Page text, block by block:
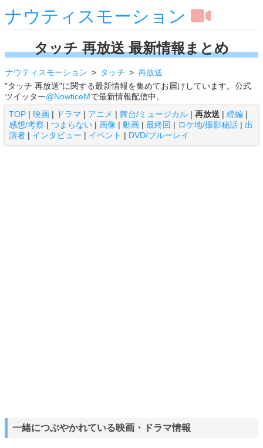
ナウティスモーション
タッチ 再放送 最新情報まとめ
ナウティスモーション タッチ
再放送
"タッチ 再放送"に関する最新情報を集めてお届けしています。公式
ツイッター@NowticeMで最新情報配信中。
TOP | 映画 | ドラマ | アニメ | 舞台/ミュージカル | 再放送 | 続編 |
感想/考察 | つまらない | 画像 | 動画 | 最終回 | ロケ地/撮影秘話 | 出
演者 | インタビュー | イベント | DVD/ブルーレイ
一緒につぶやかれている映画・ドラマ情報